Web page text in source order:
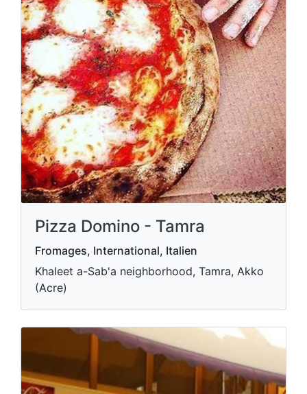
Pizza Domino - Tamra
Fromages, International, Italien
Khaleet a-Sab'a neighborhood, Tamra, Akko
(Acre)